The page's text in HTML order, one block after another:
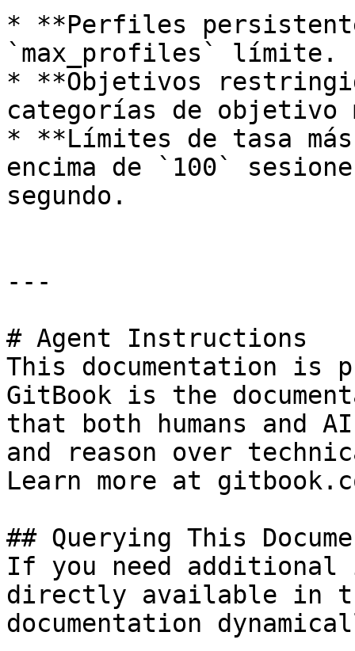
* **Perfiles
`max_profiles` límite.
* **Objetivos
categorías de objetivo
* **Límites de tasa
encima de `100`
segundo.
---
# Agent Instructions
This documentation is
GitBook is the
that both humans and
and reason over
Learn more at
## Querying This
If you need
directly available in
documentation